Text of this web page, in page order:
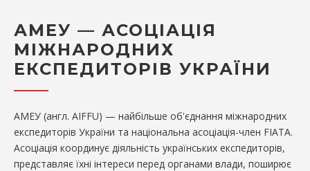
АМЕУ — АСОЦІАЦІЯ
МІЖНАРОДНИХ
ЕКСПЕДИТОРІВ УКРАЇНИ
АМЕУ (англ. AIFFU) — найбільше об'єднання міжнародних
експедиторів України та національна асоціація-член FIATA.
Асоціація координує діяльність українських експедиторів,
представляє їхні інтереси перед органами влади, поширює